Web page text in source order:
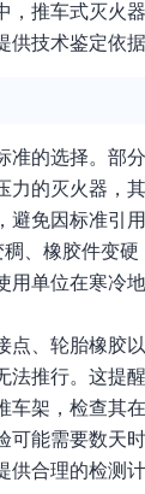
推车式灭火
技术鉴定依
准的选择。部
的灭火器，
免因标准引
、橡胶件变
单位在寒冷
、轮胎橡胶
推行。这提
架，检查其
能需要数天
合理的检测计